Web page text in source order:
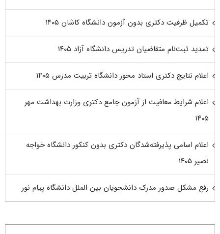
تکمیل ظرفیت دکتری بدون آزمون دانشگاه کاشان ۱۴۰۵
تمدید ثبت‌نام متقاضیان تدریس دانشگاه آزاد ۱۴۰۵
اعلام نتایج دکتری استاد محور دانشگاه تربیت مدرس ۱۴۰۵
اعلام شرایط معافیت از آزمون جامع دکتری وزارت بهداشت مهر
۱۴۰۵
اعلام اسامی پذیرفته‌شدگان دکتری بدون کنکور دانشگاه خواجه
نصیر ۱۴۰۵
رفع مشکل صدور مدرک دانشجویان بین الملل دانشگاه پیام نور